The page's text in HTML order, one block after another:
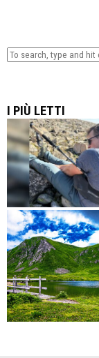
I PIÙ LETTI